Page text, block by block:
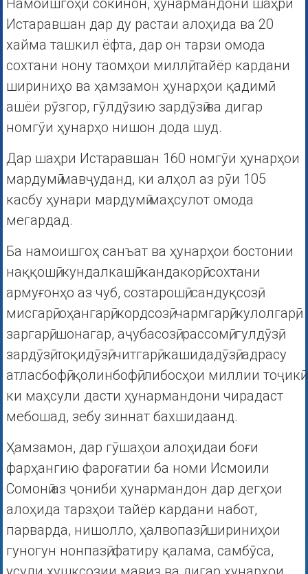
Намоишгоҳи сокинон, ҳунармандони шаҳри
Истаравшан дар ду растаи алоҳида ва 20
хайма ташкил ёфта, дар он тарзи омода
сохтани нону таомҳои миллӣ, тайёр кардани
шириниҳо ва ҳамзамон ҳунарҳои қадимӣ
ашёи рӯзгор, гӯлдӯзию зардӯзӣ ва дигар
номгӯи ҳунарҳо нишон дода шуд.
Дар шаҳри Истаравшан 160 номгӯи ҳунарҳои
мардумӣ мавҷуданд, ки алҳол аз рӯи 105
касбу ҳунари мардумӣ маҳсулот омода
мегардад.
Ба намоишгоҳ санъат ва ҳунарҳои бостонии
наққошӣ, кундалкашӣ, кандакорӣ, сохтани
армуғонҳо аз чуб, созтарошӣ, сандуқсозӣ,
мисгарӣ, оҳангарӣ, кордсозӣ, чармгарӣ, кулолгарӣ,
заргарӣ, шонагар, аҷубасозӣ, рассомӣ, гулдӯзӣ,
зардӯзӣ, тоқидӯзӣ, читгарӣ, кашидадӯзӣ, адрасу
атласбофӣ, қолинбофӣ, либосҳои миллии тоҷикӣ
ки маҳсули дасти ҳунармандони чирадаст
мебошад, зебу зиннат бахшидаанд.
Ҳамзамон, дар гӯшаҳои алоҳидаи боғи
фарҳангию фароғатии ба номи Исмоили
Сомонӣ аз ҷониби ҳунармандон дар дегҳои
алоҳида тарзҳои тайёр кардани набот,
парварда, нишолло, ҳалвопазӣ, шириниҳои
гуногун нонпазӣ, фатиру қалама, самбӯса,